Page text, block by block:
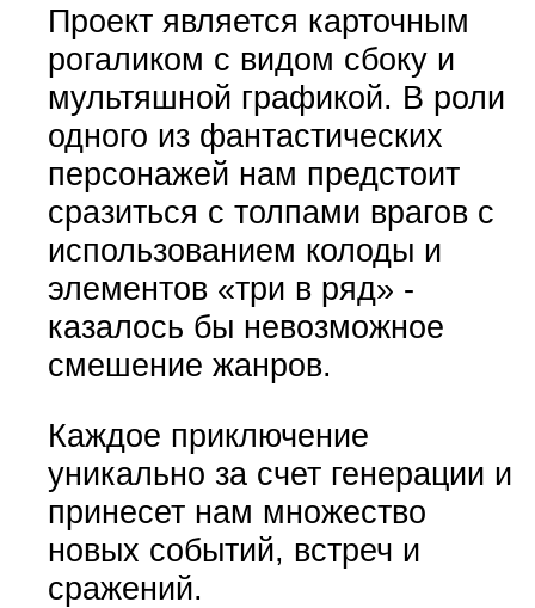
Проект является карточным
рогаликом с видом сбоку и
мультяшной графикой. В роли
одного из фантастических
персонажей нам предстоит
сразиться с толпами врагов с
использованием колоды и
элементов «три в ряд» -
казалось бы невозможное
смешение жанров.
Каждое приключение
уникально за счет генерации и
принесет нам множество
новых событий, встреч и
сражений.